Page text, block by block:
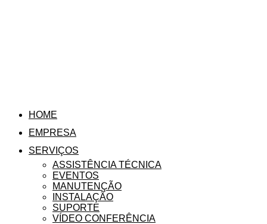
HOME
EMPRESA
SERVIÇOS
ASSISTÊNCIA TÉCNICA
EVENTOS
MANUTENÇÃO
INSTALAÇÃO
SUPORTE
VÍDEO CONFERÊNCIA